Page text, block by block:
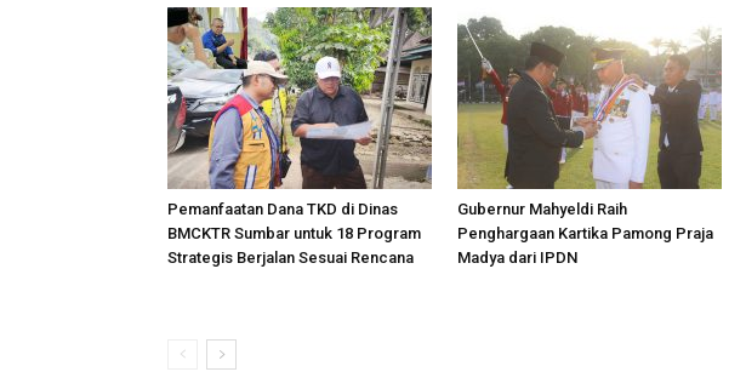
Pemanfaatan Dana TKD di Dinas
BMCKTR Sumbar untuk 18 Program
Strategis Berjalan Sesuai Rencana
Gubernur Mahyeldi Raih
Penghargaan Kartika Pamong Praja
Madya dari IPDN